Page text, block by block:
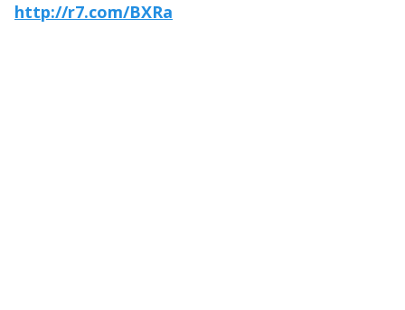
http://r7.com/BXRa